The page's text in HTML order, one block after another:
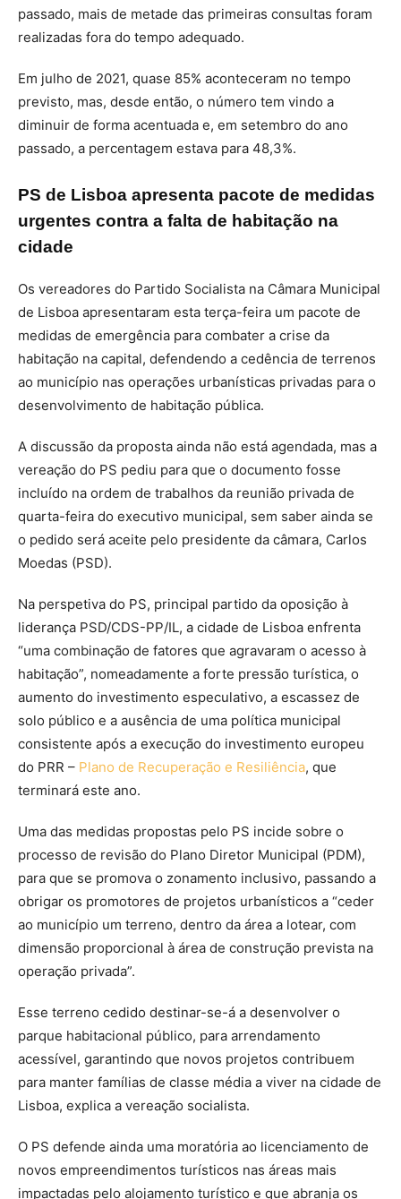
passado, mais de metade das primeiras consultas foram
realizadas fora do tempo adequado.
Em julho de 2021, quase 85% aconteceram no tempo
previsto, mas, desde então, o número tem vindo a
diminuir de forma acentuada e, em setembro do ano
passado, a percentagem estava para 48,3%.
PS de Lisboa apresenta pacote de medidas
urgentes contra a falta de habitação na
cidade
Os vereadores do Partido Socialista na Câmara Municipal
de Lisboa apresentaram esta terça-feira um pacote de
medidas de emergência para combater a crise da
habitação na capital, defendendo a cedência de terrenos
ao município nas operações urbanísticas privadas para o
desenvolvimento de habitação pública.
A discussão da proposta ainda não está agendada, mas a
vereação do PS pediu para que o documento fosse
incluído na ordem de trabalhos da reunião privada de
quarta-feira do executivo municipal, sem saber ainda se
o pedido será aceite pelo presidente da câmara, Carlos
Moedas (PSD).
Na perspetiva do PS, principal partido da oposição à
liderança PSD/CDS-PP/IL, a cidade de Lisboa enfrenta
“uma combinação de fatores que agravaram o acesso à
habitação”, nomeadamente a forte pressão turística, o
aumento do investimento especulativo, a escassez de
solo público e a ausência de uma política municipal
consistente após a execução do investimento europeu
do PRR – Plano de Recuperação e Resiliência, que
terminará este ano.
Uma das medidas propostas pelo PS incide sobre o
processo de revisão do Plano Diretor Municipal (PDM),
para que se promova o zonamento inclusivo, passando a
obrigar os promotores de projetos urbanísticos a “ceder
ao município um terreno, dentro da área a lotear, com
dimensão proporcional à área de construção prevista na
operação privada”.
Esse terreno cedido destinar-se-á a desenvolver o
parque habitacional público, para arrendamento
acessível, garantindo que novos projetos contribuem
para manter famílias de classe média a viver na cidade de
Lisboa, explica a vereação socialista.
O PS defende ainda uma moratória ao licenciamento de
novos empreendimentos turísticos nas áreas mais
impactadas pelo alojamento turístico e que abranja os